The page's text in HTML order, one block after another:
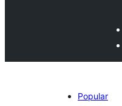
Popular